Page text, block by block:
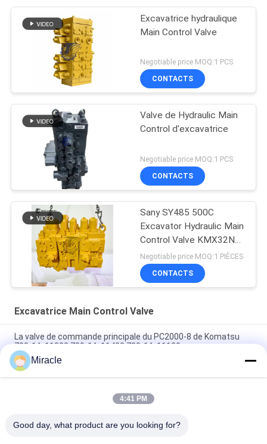
Excavatrice hydraulique
Main Control Valve
Negotiable price MOQ:1 PCS
CONTACTS
Valve de Hydraulic Main
Control d'excavatrice
Negotiable price MOQ:1 PCS
CONTACTS
Sany SY485 500C
Excavator Hydraulic Main
Control Valve KMX32NA
High Quality
Negotiable price MOQ:1 PIÈCES
CONTACTS
Excavatrice Main Control Valve
La valve de commande principale du PC2000-8 de Komatsu
709-1A-11300 709-1A-11400 709-1A-11100
PC160LC-7 PC160-7 Ventilateur de commande Excavateur
Komatsu, 723-57-16100 Excavateur pièces principales
VOE14541591 Valve de commande principale de l'excavateur
Miracle
4:41 PM
Good day, what product are you looking for?